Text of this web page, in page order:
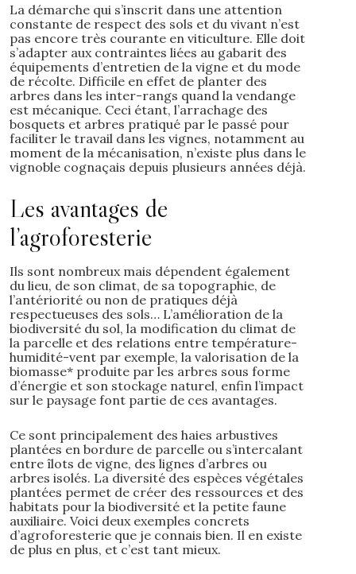
La démarche qui s’inscrit dans une attention
constante de respect des sols et du vivant n’est
pas encore très courante en viticulture. Elle doit
s’adapter aux contraintes liées au gabarit des
équipements d’entretien de la vigne et du mode
de récolte. Difficile en effet de planter des
arbres dans les inter-rangs quand la vendange
est mécanique. Ceci étant, l’arrachage des
bosquets et arbres pratiqué par le passé pour
faciliter le travail dans les vignes, notamment au
moment de la mécanisation, n’existe plus dans le
vignoble cognaçais depuis plusieurs années déjà.
Les avantages de
l’agroforesterie
Ils sont nombreux mais dépendent également
du lieu, de son climat, de sa topographie, de
l’antériorité ou non de pratiques déjà
respectueuses des sols… L’amélioration de la
biodiversité du sol, la modification du climat de
la parcelle et des relations entre température-
humidité-vent par exemple, la valorisation de la
biomasse* produite par les arbres sous forme
d’énergie et son stockage naturel, enfin l’impact
sur le paysage font partie de ces avantages.
Ce sont principalement des haies arbustives
plantées en bordure de parcelle ou s’intercalant
entre îlots de vigne, des lignes d’arbres ou
arbres isolés. La diversité des espèces végétales
plantées permet de créer des ressources et des
habitats pour la biodiversité et la petite faune
auxiliaire. Voici deux exemples concrets
d’agroforesterie que je connais bien. Il en existe
de plus en plus, et c’est tant mieux.